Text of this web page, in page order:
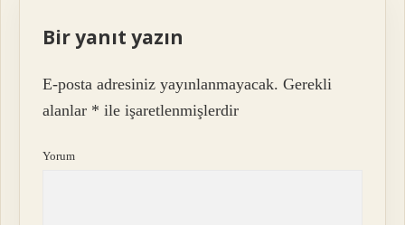
Bir yanıt yazın
E-posta adresiniz yayınlanmayacak. Gerekli
alanlar * ile işaretlenmişlerdir
Yorum